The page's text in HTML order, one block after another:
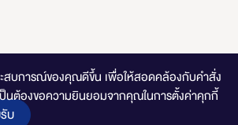
ะสบการณ์ของคุณดีขึ้น เพื่อให้สอดคล้องกับคำสั่ง
ป็นต้องขอความยินยอมจากคุณในการตั้งค่าคุกกี้
บ
Store. All Rights Reserved. DESIGNED BYCLICK